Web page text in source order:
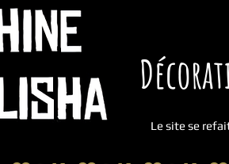
Le site se